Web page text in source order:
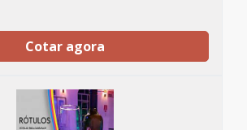
Cotar agora